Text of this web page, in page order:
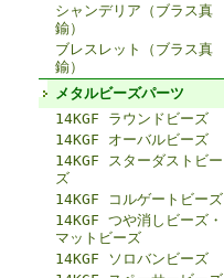
シャンデリア（ブラス真
鍮）
ブレスレット（ブラス真
鍮）
メタルビーズパーツ
14KGF ラウンドビーズ
14KGF オーバルビーズ
14KGF スターダストビー
ズ
14KGF コルゲートビーズ
14KGF つや消しビーズ・
マットビーズ
14KGF ソロバンビーズ